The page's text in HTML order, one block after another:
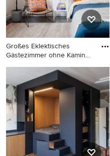
Großes Eklektisches
Gästezimmer ohne Kamin
Großes Eklektisches
Gästezimmer ohne Kamin mit
weißer Wandfarbe und
dunklem Holzboden in
Stockholm